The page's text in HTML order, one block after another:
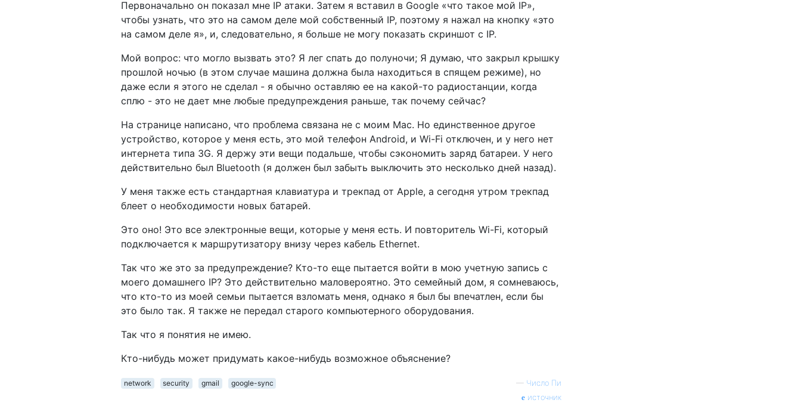
Первоначально он показал мне IP атаки. Затем я вставил в Google «что такое мой IP»,
чтобы узнать, что это на самом деле мой собственный IP, поэтому я нажал на кнопку «это
на самом деле я», и, следовательно, я больше не могу показать скриншот с IP.
Мой вопрос: что могло вызвать это? Я лег спать до полуночи; Я думаю, что закрыл крышку
прошлой ночью (в этом случае машина должна была находиться в спящем режиме), но
даже если я этого не сделал - я обычно оставляю ее на какой-то радиостанции, когда
сплю - это не дает мне любые предупреждения раньше, так почему сейчас?
На странице написано, что проблема связана не с моим Mac. Но единственное другое
устройство, которое у меня есть, это мой телефон Android, и Wi-Fi отключен, и у него нет
интернета типа 3G. Я держу эти вещи подальше, чтобы сэкономить заряд батареи. У него
действительно был Bluetooth (я должен был забыть выключить это несколько дней назад).
У меня также есть стандартная клавиатура и трекпад от Apple, а сегодня утром трекпад
блеет о необходимости новых батарей.
Это оно! Это все электронные вещи, которые у меня есть. И повторитель Wi-Fi, который
подключается к маршрутизатору внизу через кабель Ethernet.
Так что же это за предупреждение? Кто-то еще пытается войти в мою учетную запись с
моего домашнего IP? Это действительно маловероятно. Это семейный дом, я сомневаюсь,
что кто-то из моей семьи пытается взломать меня, однако я был бы впечатлен, если бы
это было так. Я также не передал старого компьютерного оборудования.
Так что я понятия не имею.
Кто-нибудь может придумать какое-нибудь возможное объяснение?
network security gmail google-sync — Число Пи
источник